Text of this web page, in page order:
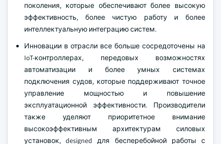
поколения, которые обеспечивают более высокую
эффективность, более чистую работу и более
интеллектуальную интеграцию систем.
Инновации в отрасли все больше сосредоточены на
IoT-контроллерах, передовых возможностях
автоматизации и более умных системах
подключения судов, которые поддерживают точное
управление мощностью и повышение
эксплуатационной эффективности. Производители
также уделяют приоритетное внимание
высокоэффективным архитектурам силовых
установок, designed для бесперебойной работы с